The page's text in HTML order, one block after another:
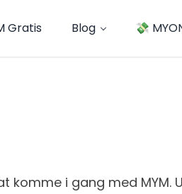
Gratis Blog 💸
komme i gang med MYM.